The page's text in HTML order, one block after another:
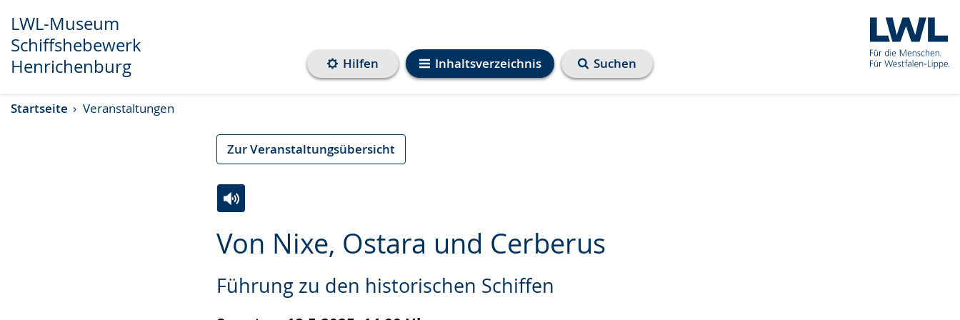
Transkript anzeigen
Abspielen
Pausieren
LWL-Museum
Schiffshebewerk
Henrichenburg
Inhaltsverzeichnis
Hilfen Suchen
Startseite Veranstaltungen
Zur Veranstaltungsübersicht
Von Nixe, Ostara und Cerberus
Führung zu den historischen Schiffen
Leichten
wechseln.
Audio-
Video
Deutscher